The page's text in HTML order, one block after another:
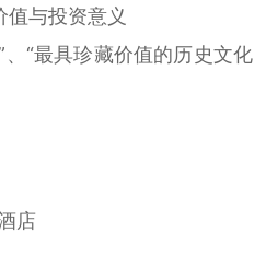
值与投资意义
“最具珍藏价值的历史文化
店